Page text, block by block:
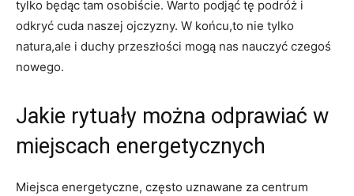
tylko będąc ⁢tam osobiście. ​Warto podjąć tę podróż i‍
odkryć cuda naszej ojczyzny. W końcu,to nie tylko
natura,ale ‍i ‍duchy przeszłości mogą ⁣nas nauczyć czegoś
nowego.
Jakie‍ rytuały można odprawiać w
miejscach​ energetycznych
Miejsca energetyczne, często uznawane za centrum